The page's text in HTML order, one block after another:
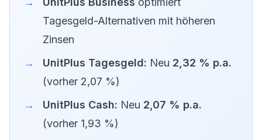
Tagesgeld-Alternativen mit höheren
Zinsen
UnitPlus Tagesgeld: Neu 2,32 % p.a.
(vorher 2,07 %)
UnitPlus Cash: Neu 2,07 % p.a.
(vorher 1,93 %)